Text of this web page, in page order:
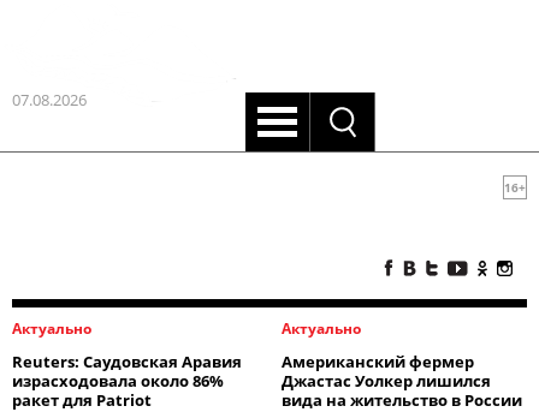
07.08.2026
16+
Актуально
Reuters: Саудовская Аравия
израсходовала около 86%
ракет для Patriot
Актуально
Американский фермер
Джастас Уолкер лишился
вида на жительство в России